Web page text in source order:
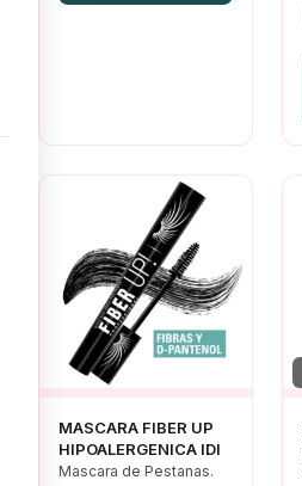
MASCARA FIBER UP
HIPOALERGENICA IDI
Mascara de Pestanas.